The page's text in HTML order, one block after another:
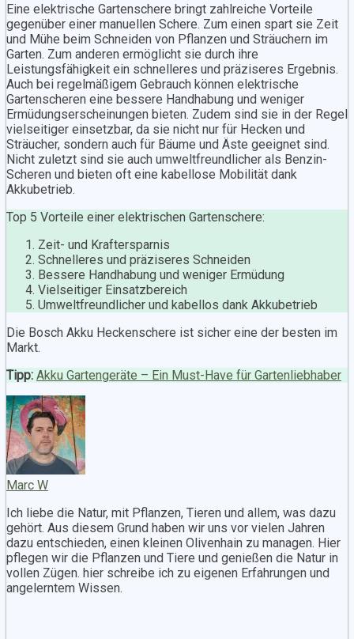
Eine elektrische Gartenschere bringt zahlreiche Vorteile
gegenüber einer manuellen Schere. Zum einen spart sie Zeit
und Mühe beim Schneiden von Pflanzen und Sträuchern im
Garten. Zum anderen ermöglicht sie durch ihre
Leistungsfähigkeit ein schnelleres und präziseres Ergebnis.
Auch bei regelmäßigem Gebrauch können elektrische
Gartenscheren eine bessere Handhabung und weniger
Ermüdungserscheinungen bieten. Zudem sind sie in der Regel
vielseitiger einsetzbar, da sie nicht nur für Hecken und
Sträucher, sondern auch für Bäume und Äste geeignet sind.
Nicht zuletzt sind sie auch umweltfreundlicher als Benzin-
Scheren und bieten oft eine kabellose Mobilität dank
Akkubetrieb.
Top 5 Vorteile einer elektrischen Gartenschere:
Zeit- und Kraftersparnis
Schnelleres und präziseres Schneiden
Bessere Handhabung und weniger Ermüdung
Vielseitiger Einsatzbereich
Umweltfreundlicher und kabellos dank Akkubetrieb
Die Bosch Akku Heckenschere ist sicher eine der besten im
Markt.
Tipp: Akku Gartengeräte – Ein Must-Have für Gartenliebhaber
Marc W
Ich liebe die Natur, mit Pflanzen, Tieren und allem, was dazu
gehört. Aus diesem Grund haben wir uns vor vielen Jahren
dazu entschieden, einen kleinen Olivenhain zu managen. Hier
pflegen wir die Pflanzen und Tiere und genießen die Natur in
vollen Zügen. hier schreibe ich zu eigenen Erfahrungen und
angelerntem Wissen.